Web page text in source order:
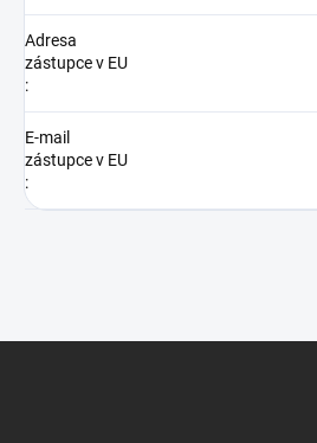
Adresa
zástupce v EU
:
E-mail
zástupce v EU
: